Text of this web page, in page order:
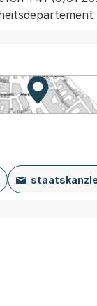
Zur Karte
Externer